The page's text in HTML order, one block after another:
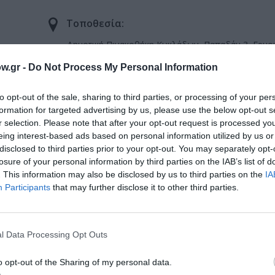
- Do Not Process My Personal Information
opt-out of the sale, sharing to third parties, or processing of your
for targeted advertising by us, please use the below opt-out
selection. Please note that after your opt-out request is processed
interest-based ads based on personal information utilized by us
to third parties prior to your opt-out. You may separately
of your personal information by third parties on the IAB’s list of
This information may also be disclosed by us to third parties on the
Participants that may further disclose it to other third parties.
Data Processing Opt Outs
opt-out of the Sharing of my personal data.
Τοποθεσία:
Δημοτική Πινακοθήκη Κυκλάδων, Παπαδάμ 3,
Πινακοθήκη Κυκλάδων
πρώτοι όλες τις ειδήσεις
στοCulturenow.gr
Δες